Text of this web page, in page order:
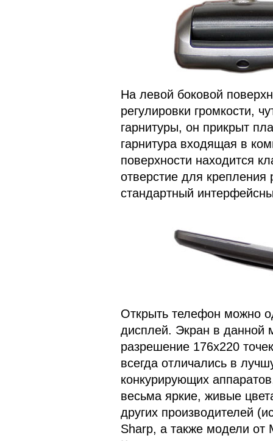
На левой боковой
регулировки громкости,
гарнитуры, он прикрыт
гарнитура входящая в
поверхности находится
отверстие для
стандартный
Открыть телефон можно
дисплей. Экран в данной
разрешение 176х220
всегда отличались в
конкурирующих
весьма яркие, живые
других производителей
Sharp, а также модели от